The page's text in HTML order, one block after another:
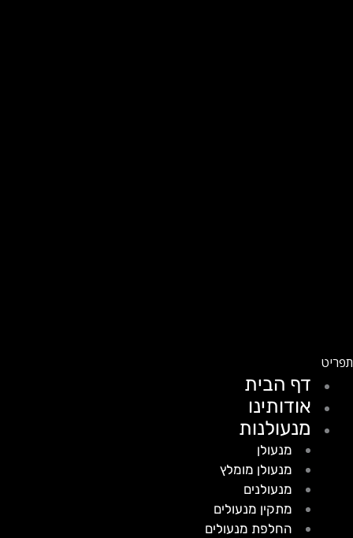
דף הבית
אודותינו
מנעולנות
מנעולן
מנעולן מומלץ
מנעולנים
מתקין מנעולים
החלפת מנעולים